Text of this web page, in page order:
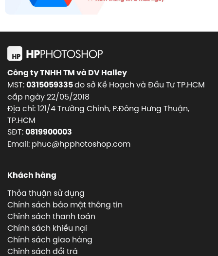
Công ty TNHH TM và DV Halley
MST:0315059335do sở Kế Hoạch và Đầu Tư TP.HCM
cấp ngày 22/05/2018
Địa chỉ: 121/4 Trường Chinh, P.Đông Hưng Thuận,
TP.HCM
SĐT:0819900003
Email: phuc@hpphotoshop.com
Khách hàng
Thỏa thuận sử dụng
Chính sách bảo mật thông tin
Chính sách thanh toán
Chính sách khiếu nại
Chính sách giao hàng
Chính sách đổi trả